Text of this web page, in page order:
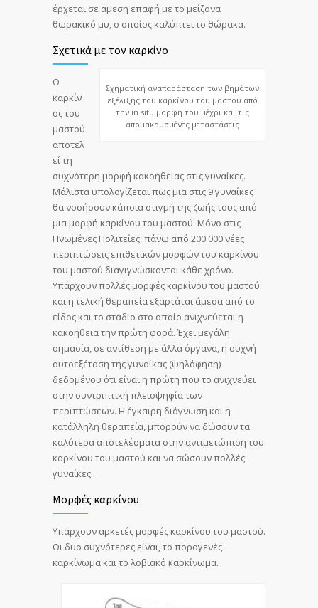
έρχεται σε άμεση επαφή με το μείζονα
θωρακικό μυ, ο οποίος καλύπτει το θώρακα.
Σχετικά με τον καρκίνο
Σχηματική αναπαράσταση των βημάτων
εξέλιξης του καρκίνου του μαστού από
την in situ μορφή του μέχρι και τις
απομακρυσμένες μεταστάσεις
Ο
καρκίν
ος του
μαστού
αποτελ
εί τη
συχνότερη μορφή κακοήθειας στις γυναίκες.
Μάλιστα υπολογίζεται πως μια στις 9 γυναίκες
θα νοσήσουν κάποια στιγμή της ζωής τους από
μια μορφή καρκίνου του μαστού. Μόνο στις
Ηνωμένες Πολιτείες, πάνω από 200.000 νέες
περιπτώσεις επιθετικών μορφών του καρκίνου
του μαστού διαγιγνώσκονται κάθε χρόνο.
Υπάρχουν πολλές μορφές καρκίνου του μαστού
και η τελική θεραπεία εξαρτάται άμεσα από το
είδος και το στάδιο στο οποίο ανιχνεύεται η
κακοήθεια την πρώτη φορά. Έχει μεγάλη
σημασία, σε αντίθεση με άλλα όργανα, η συχνή
αυτοεξέταση της γυναίκας (ψηλάφηση)
δεδομένου ότι είναι η πρώτη που το ανιχνεύει
στην συντριπτική πλειοψηφία των
περιπτώσεων. Η έγκαιρη διάγνωση και η
κατάλληλη θεραπεία, μπορούν να δώσουν τα
καλύτερα αποτελέσματα στην αντιμετώπιση του
καρκίνου του μαστού και να σώσουν πολλές
γυναίκες.
Μορφές καρκίνου
Υπάρχουν αρκετές μορφές καρκίνου του μαστού.
Οι δυο συχνότερες είναι, το πορογενές
καρκίνωμα και το λοβιακό καρκίνωμα.